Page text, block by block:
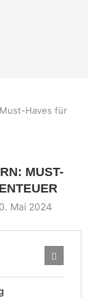
Haves für
MUST-
Mai 2024